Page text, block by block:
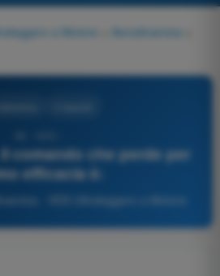
a Motore Aerodinamica
comando che perde per
efficacia è:
- VDS Ultraleggero a Motore